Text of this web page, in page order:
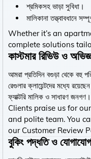
শ্রমিকসহ ভাড়া সুবিধা।
মালিকানা তত্ত্বাবধানে
Whether it’s an
complete solutions
কাস্টমার রিভিউ ও
আমরা প্রতিদিন বগুড়া থেকে বহু
রেগুলার ক্লায়েন্টদের মধ্যে
ফ্যাক্টরি মালিক ও সাধারণ জনগণ।
Clients praise us for
and polite team. You
our Customer Review
বুকিং পদ্ধতি ও